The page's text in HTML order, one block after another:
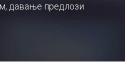
давање предлози